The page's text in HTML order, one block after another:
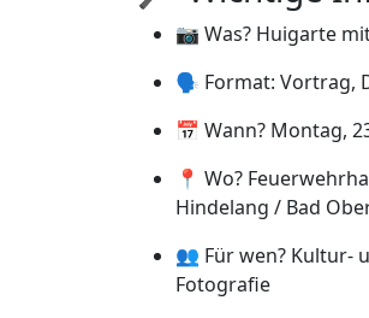
📷 Was? Huigarte
🗣️ Format: Vortrag,
📅 Wann? Montag,
📍 Wo?
Hindelang / Bad
👥 Für wen? Kultur-
Fotografie